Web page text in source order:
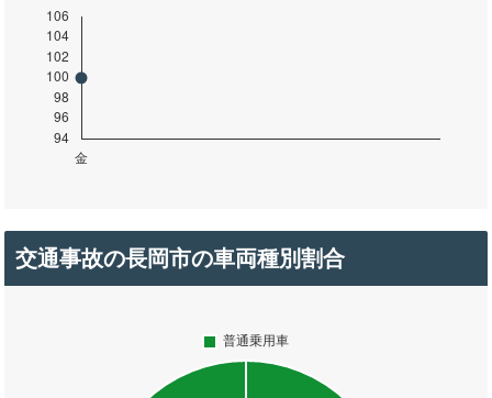
交通事故の長岡市の車両種別割合